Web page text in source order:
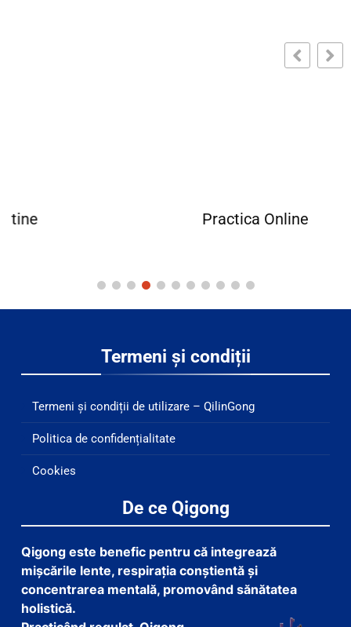
Practica Online
Termeni și condiții
Termeni și condiții de utilizare – QilinGong
Politica de confidențialitate
Cookies
De ce Qigong
Qigong este benefic pentru că integrează
mișcările lente, respirația conștientă și
concentrarea mentală, promovând sănătatea
holistică.